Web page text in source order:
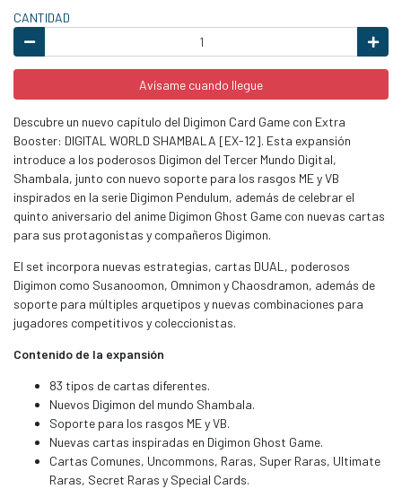
CANTIDAD
Avísame cuando llegue
Descubre un nuevo capítulo del Digimon Card Game con Extra
Booster: DIGITAL WORLD SHAMBALA [EX-12]. Esta expansión
introduce a los poderosos Digimon del Tercer Mundo Digital,
Shambala, junto con nuevo soporte para los rasgos ME y VB
inspirados en la serie Digimon Pendulum, además de celebrar el
quinto aniversario del anime Digimon Ghost Game con nuevas cartas
para sus protagonistas y compañeros Digimon.
El set incorpora nuevas estrategias, cartas DUAL, poderosos
Digimon como Susanoomon, Omnimon y Chaosdramon, además de
soporte para múltiples arquetipos y nuevas combinaciones para
jugadores competitivos y coleccionistas.
Contenido de la expansión
83 tipos de cartas diferentes.
Nuevos Digimon del mundo Shambala.
Soporte para los rasgos ME y VB.
Nuevas cartas inspiradas en Digimon Ghost Game.
Cartas Comunes, Uncommons, Raras, Super Raras, Ultimate
Raras, Secret Raras y Special Cards.